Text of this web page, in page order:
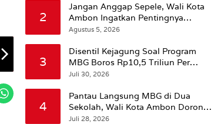
2
Jangan Anggap Sepele, Wali Kota
Ambon Ingatkan Pentingnya
Perencanaan Kesehatan
Agustus 5, 2026
3
Disentil Kejagung Soal Program
MBG Boros Rp10,5 Triliun Per
Tahun, Kepala BGN Sudaryono Beri
Juli 30, 2026
4
Pantau Langsung MBG di Dua
Sekolah, Wali Kota Ambon Dorong
Pemerataan Hingga Wilayah
Juli 28, 2026